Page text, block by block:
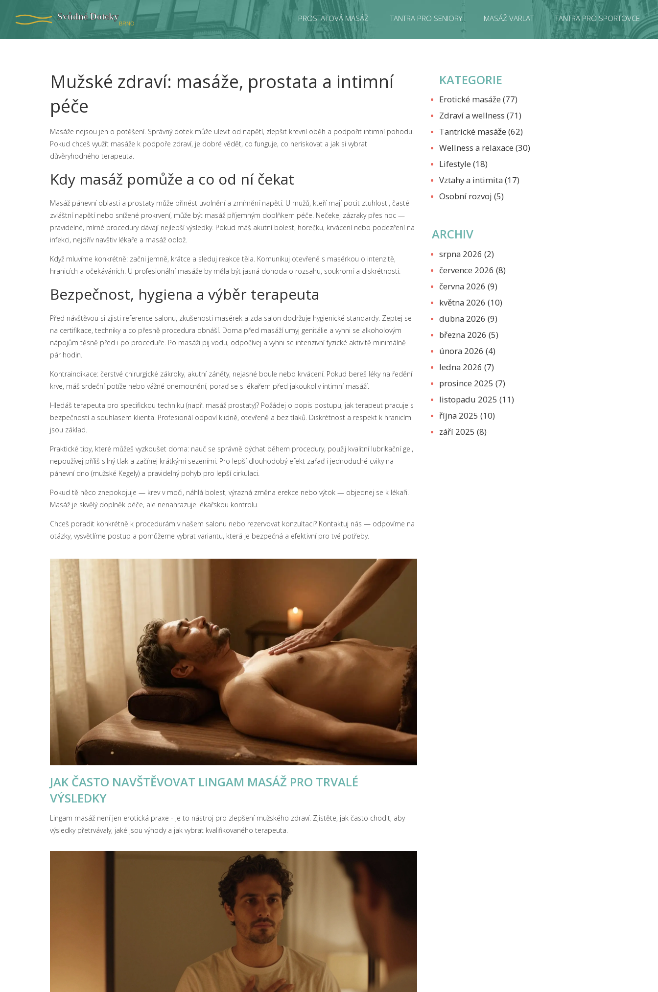
PROSTATOVÁ MASÁŽ TANTRA PRO SENIORY MASÁŽ VARLAT TANTRA PRO SPORTOVCE
Mužské zdraví: masáže, prostata a intimní
péče
Masáže nejsou jen o potěšení. Správný dotek může ulevit od napětí, zlepšit krevní oběh a podpořit intimní pohodu.
Pokud chceš využít masáže k podpoře zdraví, je dobré vědět, co funguje, co neriskovat a jak si vybrat
důvěryhodného terapeuta.
Kdy masáž pomůže a co od ní čekat
Masáž pánevní oblasti a prostaty může přinést uvolnění a zmírnění napětí. U mužů, kteří mají pocit ztuhlosti, časté
zvláštní napětí nebo snížené prokrvení, může být masáž příjemným doplňkem péče. Nečekej zázraky přes noc —
pravidelné, mírné procedury dávají nejlepší výsledky. Pokud máš akutní bolest, horečku, krvácení nebo podezření na
infekci, nejdřív navštiv lékaře a masáž odlož.
Když mluvíme konkrétně: začni jemně, krátce a sleduj reakce těla. Komunikuj otevřeně s masérkou o intenzitě,
hranicích a očekáváních. U profesionální masáže by měla být jasná dohoda o rozsahu, soukromí a diskrétnosti.
Bezpečnost, hygiena a výběr terapeuta
Před návštěvou si zjisti reference salonu, zkušenosti masérek a zda salon dodržuje hygienické standardy. Zeptej se
na certifikace, techniky a co přesně procedura obnáší. Doma před masáží umyj genitálie a vyhni se alkoholovým
nápojům těsně před i po proceduře. Po masáži pij vodu, odpočívej a vyhni se intenzivní fyzické aktivitě minimálně
pár hodin.
Kontraindikace: čerstvé chirurgické zákroky, akutní záněty, nejasné boule nebo krvácení. Pokud bereš léky na ředění
krve, máš srdeční potíže nebo vážné onemocnění, poraď se s lékařem před jakoukoliv intimní masáží.
Hledáš terapeuta pro specifickou techniku (např. masáž prostaty)? Požádej o popis postupu, jak terapeut pracuje s
bezpečností a souhlasem klienta. Profesionál odpoví klidně, otevřeně a bez tlaků. Diskrétnost a respekt k hranicím
jsou základ.
Praktické tipy, které můžeš vyzkoušet doma: nauč se správně dýchat během procedury, použij kvalitní lubrikační gel,
nepoužívej příliš silný tlak a začínej krátkými sezeními. Pro lepší dlouhodobý efekt zařaď i jednoduché cviky na
pánevní dno (mužské Kegely) a pravidelný pohyb pro lepší cirkulaci.
Pokud tě něco znepokojuje — krev v moči, náhlá bolest, výrazná změna erekce nebo výtok — objednej se k lékaři.
Masáž je skvělý doplněk péče, ale nenahrazuje lékařskou kontrolu.
Chceš poradit konkrétně k procedurám v našem salonu nebo rezervovat konzultaci? Kontaktuj nás — odpovíme na
otázky, vysvětlíme postup a pomůžeme vybrat variantu, která je bezpečná a efektivní pro tvé potřeby.
JAK ČASTO NAVŠTĚVOVAT LINGAM MASÁŽ PRO TRVALÉ
VÝSLEDKY
Lingam masáž není jen erotická praxe - je to nástroj pro zlepšení mužského zdraví. Zjistěte, jak často chodit, aby
výsledky přetrvávaly, jaké jsou výhody a jak vybrat kvalifikovaného terapeuta.
KATEGORIE
Erotické masáže (77)
Zdraví a wellness (71)
Tantrické masáže (62)
Wellness a relaxace (30)
Lifestyle (18)
Vztahy a intimita (17)
Osobní rozvoj (5)
ARCHIV
srpna 2026 (2)
července 2026 (8)
června 2026 (9)
května 2026 (10)
dubna 2026 (9)
března 2026 (5)
února 2026 (4)
ledna 2026 (7)
prosince 2025 (7)
listopadu 2025 (11)
října 2025 (10)
září 2025 (8)